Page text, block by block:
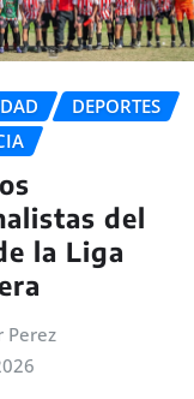
DEPORTES
del
la Liga
Perez